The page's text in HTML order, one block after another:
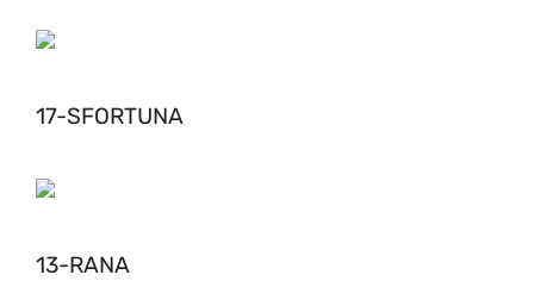
17-SFORTUNA
13-RANA